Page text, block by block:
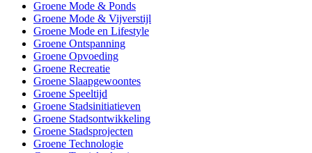
Groene Mode & Ponds
Groene Mode & Vijverstijl
Groene Mode en Lifestyle
Groene Ontspanning
Groene Opvoeding
Groene Recreatie
Groene Slaapgewoontes
Groene Speeltijd
Groene Stadsinitiatieven
Groene Stadsontwikkeling
Groene Stadsprojecten
Groene Technologie